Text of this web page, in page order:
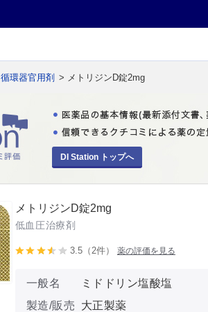
循環器官用剤 > メトリジンD錠2mg
DI Station トップへ
メトリジンD錠2mg
低血圧治療剤
3.5（2件） 薬の評価を見る
一般名
ミドドリン塩酸塩
製造/販売
大正製薬